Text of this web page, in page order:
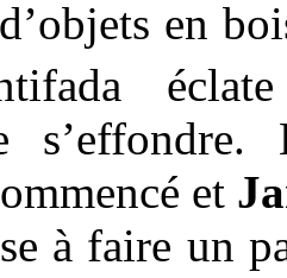
en
et
à faire un